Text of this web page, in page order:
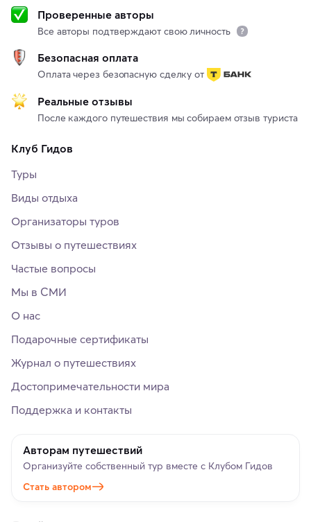
Проверенные авторы
Все авторы подтверждают свою личность
Безопасная оплата
Оплата через безопасную сделку от
Реальные отзывы
После каждого путешествия мы собираем отзыв туриста
Клуб Гидов
Туры
Виды отдыха
Организаторы туров
Отзывы о путешествиях
Частые вопросы
Мы в СМИ
О нас
Подарочные сертификаты
Журнал о путешествиях
Достопримечательности мира
Поддержка и контакты
Авторам путешествий
Организуйте собственный тур вместе с Клубом Гидов
Стать автором